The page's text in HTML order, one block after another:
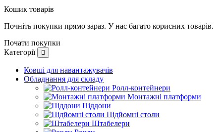
Кошик товарів
Почніть покупки прямо зараз. У нас багато корисних товарів.
Почати покупки
Категорії
Ковші для навантажувачів
Обладнання для складу
Ролл-контейнери
Монтажні платформи
Піддони
Підйомні столи
Штабелери